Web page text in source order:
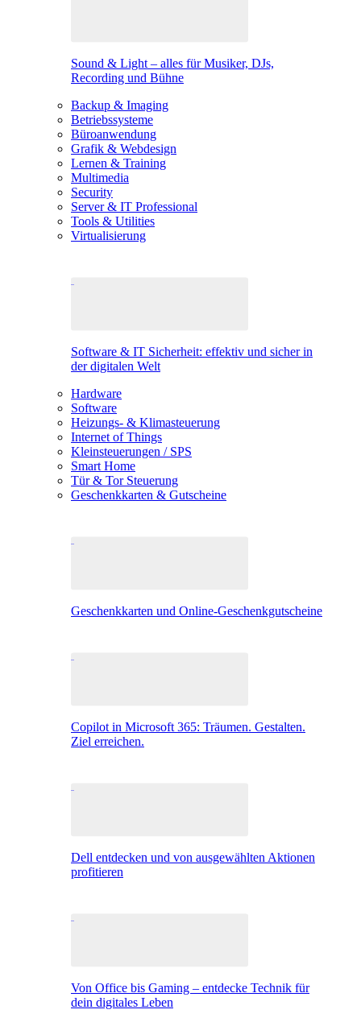
Sound & Light – alles für Musiker, DJs,
Recording und Bühne
Backup & Imaging
Betriebssysteme
Büroanwendung
Grafik & Webdesign
Lernen & Training
Multimedia
Security
Server & IT Professional
Tools & Utilities
Virtualisierung
Software & IT Sicherheit: effektiv und sicher in
der digitalen Welt
Hardware
Software
Heizungs- & Klimasteuerung
Internet of Things
Kleinsteuerungen / SPS
Smart Home
Tür & Tor Steuerung
Geschenkkarten & Gutscheine
Geschenkkarten und Online-Geschenkgutscheine
Copilot in Microsoft 365: Träumen. Gestalten.
Ziel erreichen.
Dell entdecken und von ausgewählten Aktionen
profitieren
Von Office bis Gaming – entdecke Technik für
dein digitales Leben